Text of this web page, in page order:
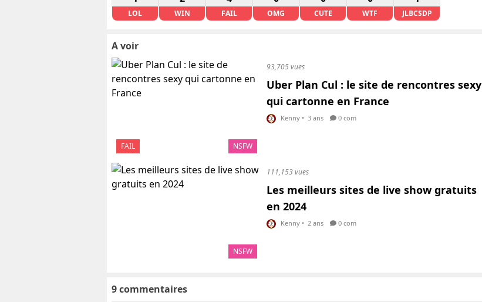
LOL WIN FAIL OMG CUTE WTF JLBCSDP
A voir
FAIL NSFW
93,705 vues
Uber Plan Cul : le site de rencontres sexy
qui cartonne en France
Kenny • 3 ans 0 com
NSFW
111,153 vues
Les meilleurs sites de live show gratuits
en 2024
Kenny • 2 ans 0 com
9 commentaires